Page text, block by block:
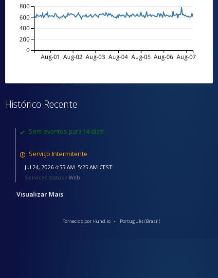
Aug-01 Aug-02 Aug-03 Aug-04 Aug-05 Aug-06 Aug-07
0
200
400
600
800
Histórico Recente
Sem eventos para 14 dias!
Serviço Intermitente
Jul 24, 2026 4:55 AM–5:25 AM CEST
Services status / Web
Visualizar Mais
Fornecido por Hund.io Português (Brasil)